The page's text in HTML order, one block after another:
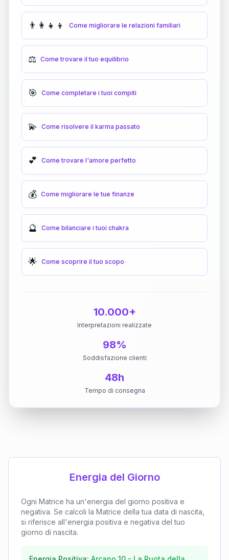
👨‍👩‍👧‍👦 Come migliorare le relazioni familiari
⚖️ Come trovare il tuo equilibrio
🎯 Come completare i tuoi compiti
💫 Come risolvere il karma passato
💕 Come trovare l'amore perfetto
💰 Come migliorare le tue finanze
🔮 Come bilanciare i tuoi chakra
🌟 Come scoprire il tuo scopo
10.000+
Interpretazioni realizzate
98%
Soddisfazione clienti
48h
Tempo di consegna
Energia del Giorno
Ogni Matrice ha un'energia del giorno positiva e
negativa. Se calcoli la Matrice della tua data di nascita,
si riferisce all'energia positiva e negativa del tuo
giorno di nascita.